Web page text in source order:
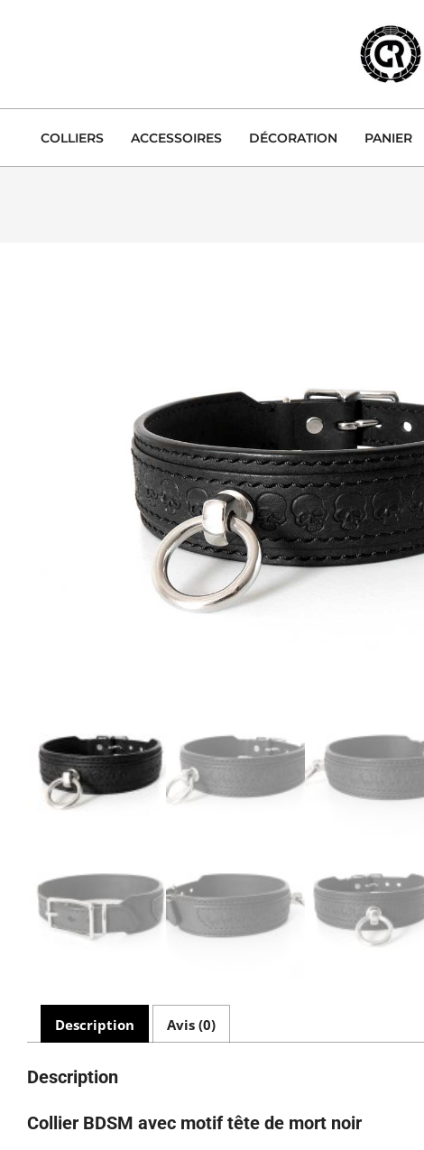
COLLIERS ACCESSOIRES DÉCORATION PANIER
Description Avis (0)
Description
Collier BDSM avec motif tête de mort noir